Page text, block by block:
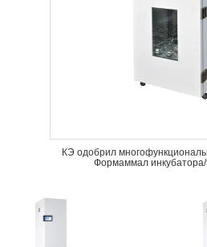
КЭ одобрил
Формаммал инкубатора/